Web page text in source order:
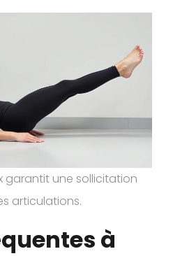
garantit une sollicitation
articulations.
à